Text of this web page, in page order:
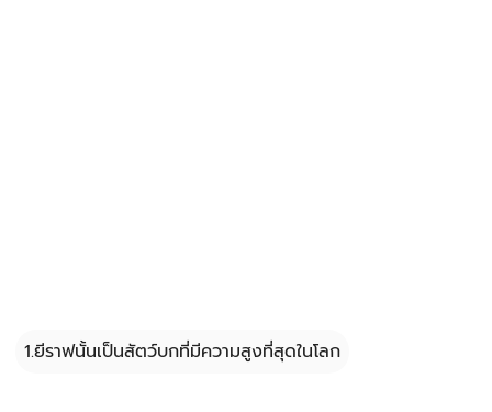
1.ยีราฟนั้นเป็นสัตว์บกที่มีความสูงที่สุดในโลก